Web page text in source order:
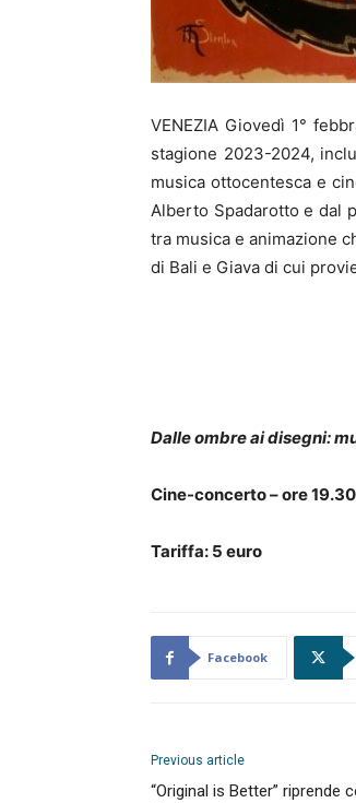
VENEZIA Giovedì 1°
stagione 2023-2024,
musica ottocentesca e
Alberto Spadarotto e dal
tra musica e animazione
di Bali e Giava di cui
Dalle ombre ai disegni:
Cine-concerto – ore 19.30
Tariffa: 5 euro
Facebook
Previous article
“Original is Better” riprende